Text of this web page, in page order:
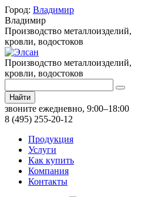
Город: Владимир
Владимир
Производство металлоизделий,
кровли, водостоков
Производство металлоизделий,
кровли, водостоков
Найти
звоните ежедневно, 9:00–18:00
8 (495) 255-20-12
Продукция
Услуги
Как купить
Компания
Контакты